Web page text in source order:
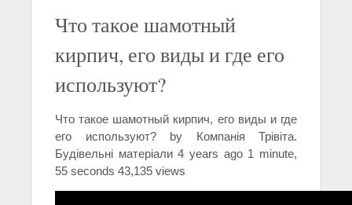
Что такое шамотный
кирпич, его виды и где его
используют?
Что такое шамотный кирпич, его виды и где
его используют? by Компанія Трівіта.
Будівельні матеріали 4 years ago 1 minute,
55 seconds 43,135 views